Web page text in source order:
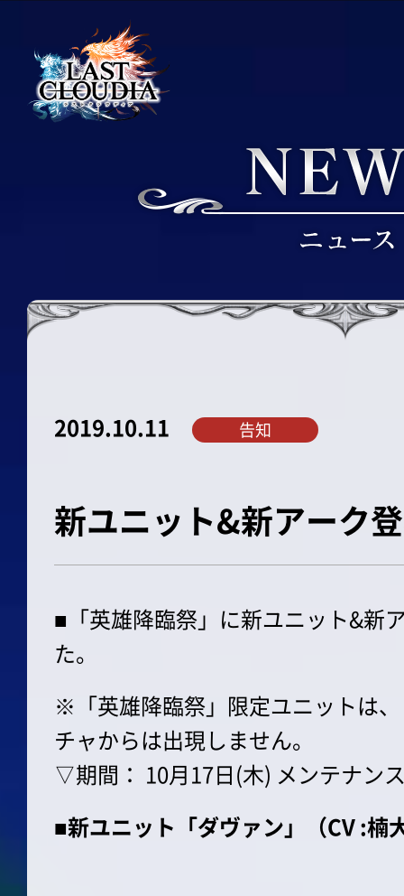
2019.10.11 告知
新ユニット&新アーク
■「英雄降臨祭」に新ユニット&新
た。
※「英雄降臨祭」限定ユニットは
チャからは出現しません。
▽期間： 10月17日(木) メンテナン
■新ユニット「ダヴァン」（CV :楠